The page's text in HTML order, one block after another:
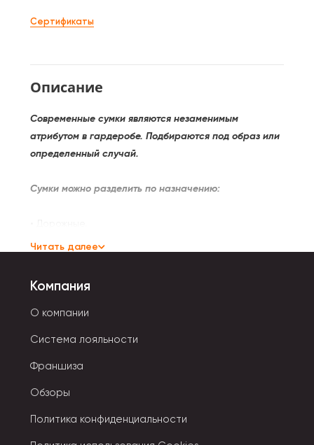
Сертификаты
Описание
Современные сумки являются незаменимым
атрибутом в гардеробе. Подбираются под образ или
определенный случай.
Сумки можно разделить по назначению:
• Хозяйственные.
• Пляжные.
• Повседневные.
Все они различаются по форме, жесткости, способу
закрывания.
Типы застежек:
Читать далее
Компания
О компании
Система лояльности
Франшиза
Обзоры
Политика конфиденциальности